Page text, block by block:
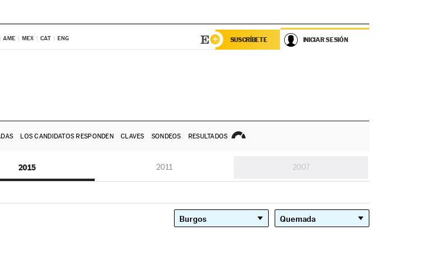
AME MEX CAT ENG SUSCRÍBETE INICIAR SESIÓN
LOS CANDIDATOS RESPONDEN CLAVES SONDEOS RESULTADOS
2015 2011 2007